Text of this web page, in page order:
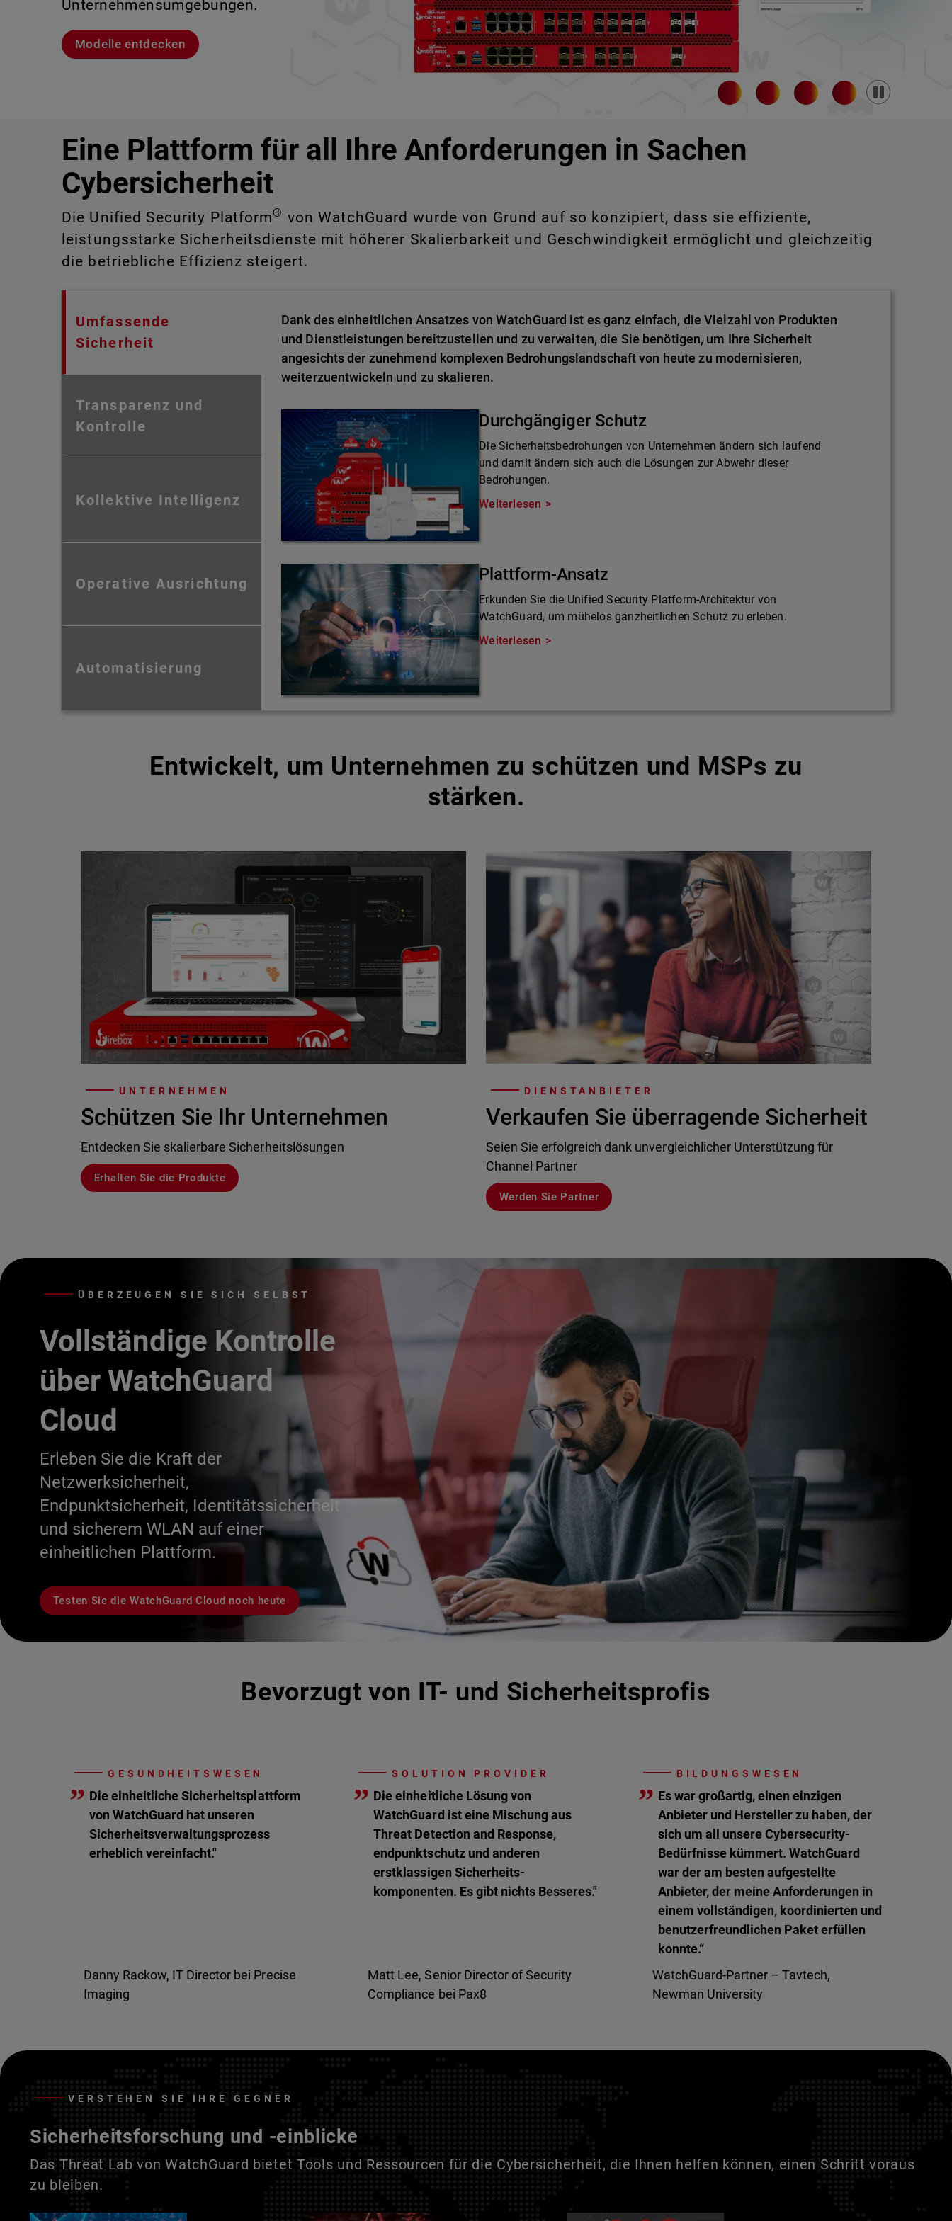
Unternehmensumgebungen.
Modelle entdecken
sind.
CloudDR entdecken
Lernen Sie Rai kennen
Lernen Sie WatchGuard EDR kennen
Pause
Eine Plattform für all Ihre Anforderungen in Sachen
Cybersicherheit
Die Unified Security Platform® von WatchGuard wurde von Grund auf so konzipiert, dass sie effiziente,
leistungsstarke Sicherheitsdienste mit höherer Skalierbarkeit und Geschwindigkeit ermöglicht und gleichzeitig
die betriebliche Effizienz steigert.
Umfassende
Sicherheit
Transparenz und
Kontrolle
Kollektive Intelligenz
Operative Ausrichtung
Automatisierung
Dank des einheitlichen Ansatzes von WatchGuard ist es ganz einfach, die Vielzahl von Produkten
und Dienstleistungen bereitzustellen und zu verwalten, die Sie benötigen, um Ihre Sicherheit
angesichts der zunehmend komplexen Bedrohungslandschaft von heute zu modernisieren,
weiterzuentwickeln und zu skalieren.
Durchgängiger Schutz
Die Sicherheitsbedrohungen von Unternehmen ändern sich laufend
und damit ändern sich auch die Lösungen zur Abwehr dieser
Bedrohungen.
Weiterlesen
Plattform-Ansatz
Erkunden Sie die Unified Security Platform-Architektur von
WatchGuard, um mühelos ganzheitlichen Schutz zu erleben.
Weiterlesen
Entwickelt, um Unternehmen zu schützen und MSPs zu
stärken.
UNTERNEHMEN
Schützen Sie Ihr Unternehmen
Entdecken Sie skalierbare Sicherheitslösungen
Erhalten Sie die Produkte
DIENSTANBIETER
Verkaufen Sie überragende Sicherheit
Seien Sie erfolgreich dank unvergleichlicher Unterstützung für
Channel Partner
Werden Sie Partner
ÜBERZEUGEN SIE SICH SELBST
Vollständige Kontrolle
über WatchGuard
Cloud
Erleben Sie die Kraft der
Netzwerksicherheit,
Endpunktsicherheit, Identitätssicherheit
und sicherem WLAN auf einer
einheitlichen Plattform.
Testen Sie die WatchGuard Cloud noch heute
Bevorzugt von IT- und Sicherheitsprofis
GESUNDHEITSWESEN
” Die einheitliche Sicherheitsplattform
von WatchGuard hat unseren
Sicherheitsverwaltungsprozess
erheblich vereinfacht."
Danny Rackow, IT Director bei Precise
Imaging
SOLUTION PROVIDER
” Die einheitliche Lösung von
WatchGuard ist eine Mischung aus
Threat Detection and Response,
endpunktschutz und anderen
erstklassigen Sicherheits-
komponenten. Es gibt nichts Besseres."
Matt Lee, Senior Director of Security
Compliance bei Pax8
BILDUNGSWESEN
” Es war großartig, einen einzigen
Anbieter und Hersteller zu haben, der
sich um all unsere Cybersecurity-
Bedürfnisse kümmert. WatchGuard
war der am besten aufgestellte
Anbieter, der meine Anforderungen in
einem vollständigen, koordinierten und
benutzerfreundlichen Paket erfüllen
konnte.“
WatchGuard-Partner – Tavtech,
Newman University
VERSTEHEN SIE IHRE GEGNER
Sicherheitsforschung und -einblicke
Das Threat Lab von WatchGuard bietet Tools und Ressourcen für die Cybersicherheit, die Ihnen helfen können, einen Schritt voraus
zu bleiben.